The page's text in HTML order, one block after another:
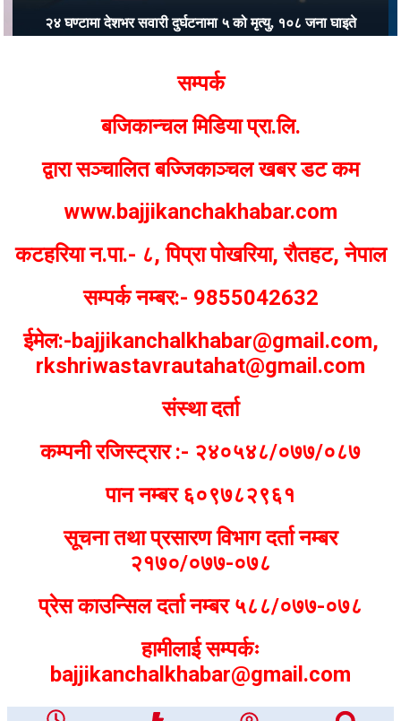
२४ घण्टामा देशभर सवारी दुर्घटनामा ५ को मृत्यु, १०८ जना घाइते
सम्पर्क
बजिकान्चल मिडिया प्रा.लि.
द्वारा सञ्चालित बज्जिकाञ्चल खबर डट कम
www.bajjikanchakhabar.com
कटहरिया न.पा.- ८, पिप्रा पोखरिया, रौतहट, नेपाल
सम्पर्क नम्बर:- 9855042632
ईमेल:-bajjikanchalkhabar@gmail.com,
rkshriwastavrautahat@gmail.com
संस्था दर्ता
कम्पनी रजिस्ट्रार :- २४०५४८/०७७/०८७
पान नम्बर ६०९७८२९६१
सूचना तथा प्रसारण विभाग दर्ता नम्बर
२१७०/०७७-०७८
प्रेस काउन्सिल दर्ता नम्बर ५८८/०७७-०७८
हामीलाई सम्पर्कः
bajjikanchalkhabar@gmail.com